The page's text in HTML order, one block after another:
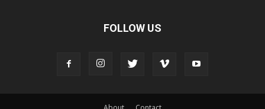
FOLLOW US